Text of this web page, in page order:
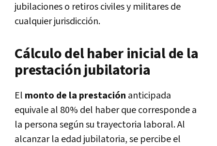
jubilaciones o retiros civiles y militares de
cualquier jurisdicción.
Cálculo del haber inicial de la
prestación jubilatoria
El monto de la prestación anticipada
equivale al 80% del haber que corresponde a
la persona según su trayectoria laboral. Al
alcanzar la edad jubilatoria, se percibe el